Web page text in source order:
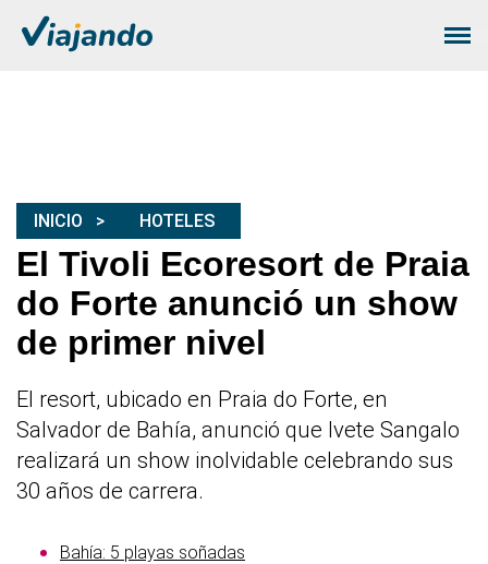
INICIO HOTELES
El Tivoli Ecoresort de Praia
do Forte anunció un show
de primer nivel
El resort, ubicado en Praia do Forte, en
Salvador de Bahía, anunció que Ivete Sangalo
realizará un show inolvidable celebrando sus
30 años de carrera.
Bahía: 5 playas soñadas